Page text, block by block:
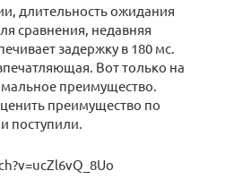
длительность ожидания
сравнения, недавняя
задержку в 180 мс.
Вот только на
преимущество.
преимущество по
поступили.